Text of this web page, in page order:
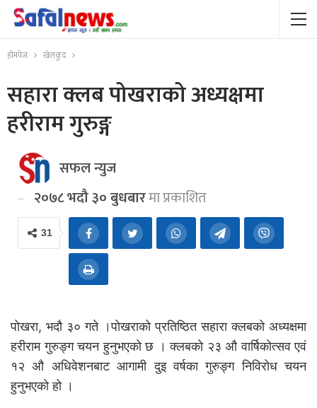
होमपेज खेलकुद
सहारा क्लब पोखराको अध्यक्षमा
हरीराम गुरुङ्ग
सफल न्युज
२०७८ भदौ ३० बुधबारमा प्रकाशित
31
पोखरा, भदौ ३० गते ।पोखराको प्रतिष्ठित सहारा क्लबको अध्यक्षमा
हरीराम गुरुङ्ग चयन हुनुभएको छ । क्लबको २३ अ‍ौ वार्षिकोत्सव एवं
१२ अ‍ौ अधिवेशनबाट आगामी दुइ वर्षका गुरुङ्ग निविरोध चयन
हुनुभएको हो ।